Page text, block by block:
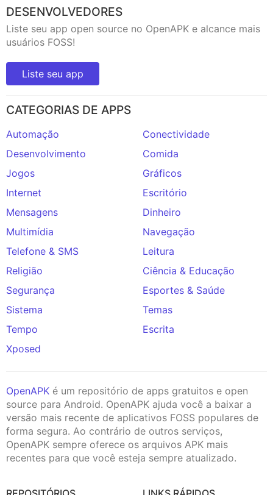
DESENVOLVEDORES
Liste seu app open source no OpenAPK e alcance mais
usuários FOSS!
Liste seu app
CATEGORIAS DE APPS
Automação
Conectividade
Desenvolvimento
Comida
Jogos
Gráficos
Internet
Escritório
Mensagens
Dinheiro
Multimídia
Navegação
Telefone & SMS
Leitura
Religião
Ciência & Educação
Segurança
Esportes & Saúde
Sistema
Temas
Tempo
Escrita
Xposed
OpenAPK é um repositório de apps gratuitos e open
source para Android. OpenAPK ajuda você a baixar a
versão mais recente de aplicativos FOSS populares de
forma segura. Ao contrário de outros serviços,
OpenAPK sempre oferece os arquivos APK mais
recentes para que você esteja sempre atualizado.